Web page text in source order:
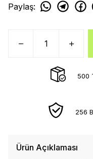
Paylaş:
500
256
Ürün Açıklaması